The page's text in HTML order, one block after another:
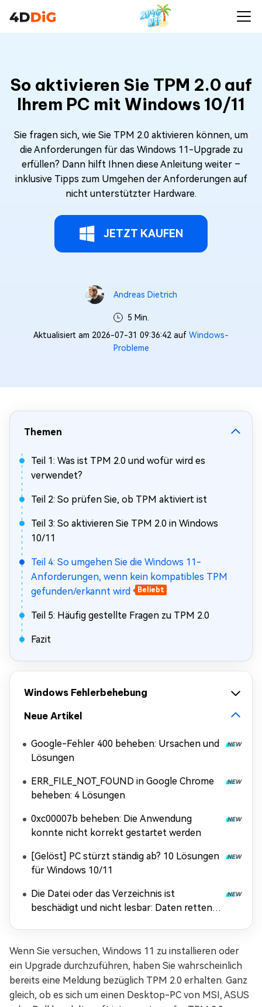
So aktivieren Sie TPM 2.0 auf
Ihrem PC mit Windows 10/11
Sie fragen sich, wie Sie TPM 2.0 aktivieren können, um
die Anforderungen für das Windows 11-Upgrade zu
erfüllen? Dann hilft Ihnen diese Anleitung weiter –
inklusive Tipps zum Umgehen der Anforderungen auf
nicht unterstützter Hardware.
JETZT KAUFEN
Andreas Dietrich
5 Min.
Aktualisiert am 2026-07-31 09:36:42 auf Windows-
Probleme
Themen
Teil 1: Was ist TPM 2.0 und wofür wird es
verwendet?
Teil 2: So prüfen Sie, ob TPM aktiviert ist
Teil 3: So aktivieren Sie TPM 2.0 in Windows
10/11
Teil 4: So umgehen Sie die Windows 11-
Anforderungen, wenn kein kompatibles TPM
gefunden/erkannt wird
Beliebt
Teil 5: Häufig gestellte Fragen zu TPM 2.0
Fazit
Windows Fehlerbehebung
Neue Artikel
Google-Fehler 400 beheben: Ursachen und
Lösungen
ERR_FILE_NOT_FOUND in Google Chrome
beheben: 4 Lösungen
0xc00007b beheben: Die Anwendung
konnte nicht korrekt gestartet werden
[Gelöst] PC stürzt ständig ab? 10 Lösungen
für Windows 10/11
Die Datei oder das Verzeichnis ist
beschädigt und nicht lesbar: Daten retten &
Wenn Sie versuchen, Windows 11 zu installieren oder
ein Upgrade durchzuführen, haben Sie wahrscheinlich
bereits eine Meldung bezüglich TPM 2.0 erhalten. Ganz
gleich, ob es sich um einen Desktop-PC von MSI, ASUS